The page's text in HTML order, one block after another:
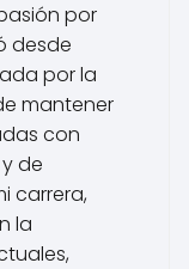
por
desde
por la
mantener
con
de
carrera,
la